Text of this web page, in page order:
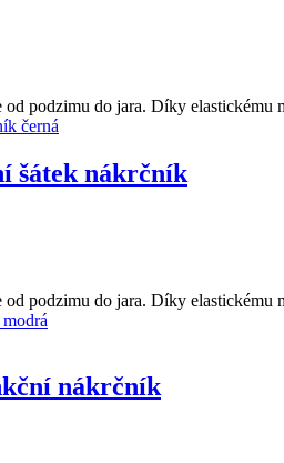
podzimu do jara. Díky elastickému
šátek nákrčník
podzimu do jara. Díky elastickému
nákrčník